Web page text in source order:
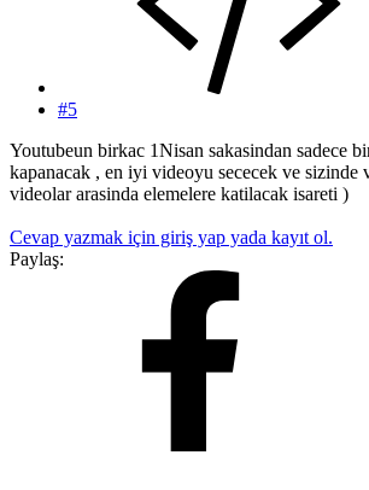
#5
Youtubeun birkac 1Nisan sakasindan sadece
kapanacak , en iyi videoyu sececek ve sizinde
videolar arasinda elemelere katilacak isareti )
Cevap yazmak için giriş yap yada kayıt ol.
Paylaş: